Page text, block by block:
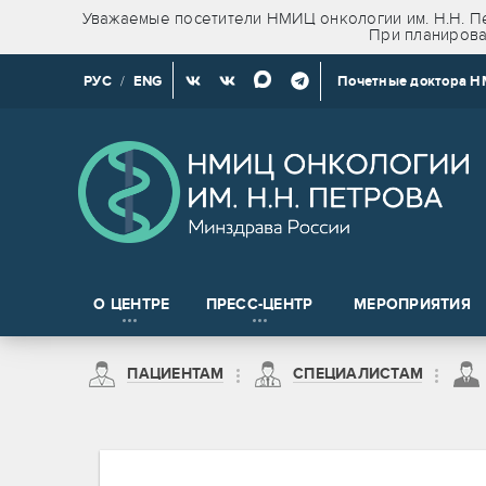
Уважаемые посетители НМИЦ онкологии им. Н.Н.
При
РУС / ENG Почетные доктора
О ЦЕНТРЕ ПРЕСС-ЦЕНТР МЕРОПРИЯТИЯ
ПАЦИЕНТАМ СПЕЦИАЛИСТАМ